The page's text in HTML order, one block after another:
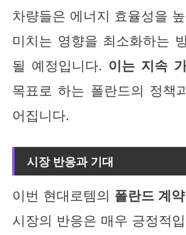
차량들은 에너지 효율성을
미치는 영향을 최소화하는
될 예정입니다. 이는 지속
목표로 하는 폴란드의 정책
어집니다.
시장 반응과 기대
이번 현대로템의 폴란드 계약
시장의 반응은 매우 긍정적